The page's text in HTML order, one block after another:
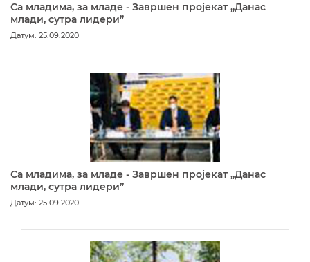
Са младима, за младе - Завршен пројекат „Данас
млади, сутра лидери”
Датум: 25.09.2020
Са младима, за младе - Завршен пројекат „Данас
млади, сутра лидери”
Датум: 25.09.2020